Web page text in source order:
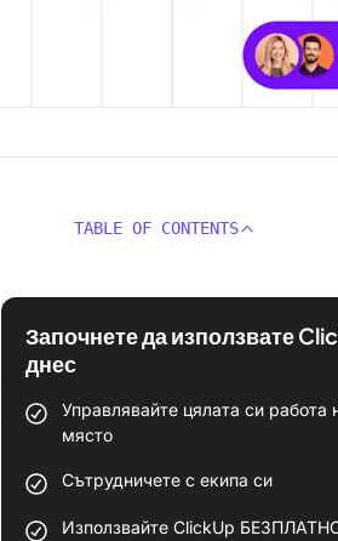
TABLE OF CONTENTS
Започнете да използвате
днес
Управлявайте цялата си работа
място
Сътрудничете с екипа си
Използвайте ClickUp